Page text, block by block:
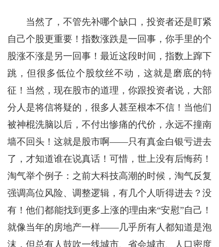
当然了，不管先补哪个缺口，投资者还是盯紧
自己个股更重要！指数涨跌是一回事，你手里的个
股涨不涨是另一回事！最近这段时间，指数上蹿下
跳，但很多低位个股纹丝不动，这就是磨底的特
征！当然，现在股市的道理，你跟投资者说，大部
分人是将信将疑的，很多人甚至根本不信！当他们
被神棍洗脑以后，不付出惨痛的代价，永远不撞南
墙不回头！这就是股市啊——只有真金白银亏进去
了，才知道谁在说真话！可惜，世上没有后悔药！
淘气举个例子：之前大科技高潮的时候，淘气反复
强调高位风险、调整逻辑，有几个人听得进去？没
有！他们都能找到更多上涨的理由来“安慰”自己！
就像当年的房地产一样——几乎所有人都知道是泡
沫，但总有人鼓吹一线城市、省会城市、人口密度